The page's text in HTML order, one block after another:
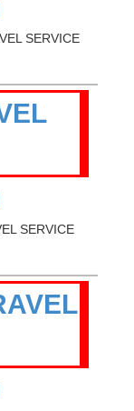
SERVICE
SERVICE